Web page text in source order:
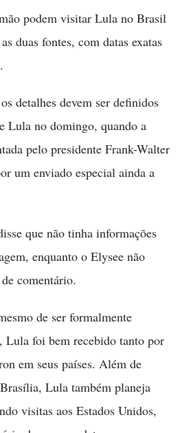
podem visitar Lula no Brasil
duas fontes, com datas exatas
detalhes devem ser definidos
Lula no domingo, quando a
pelo presidente Frank-Walter
um enviado especial ainda a
que não tinha informações
enquanto o Elysee não
comentário.
de ser formalmente
Lula foi bem recebido tanto por
em seus países. Além de
Lula também planeja
visitas aos Estados Unidos,